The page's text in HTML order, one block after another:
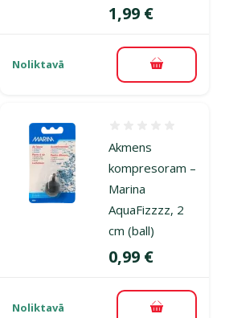
Cena
1,99 €
Noliktavā Pievienot
Akmens
kompresoram –
Marina
AquaFizzzz, 2
cm (ball)
Cena
0,99 €
Noliktavā Pievienot